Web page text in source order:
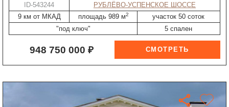
ID-543244
РУБЛЁВО-УСПЕНСКОЕ ШОССЕ
9 км от МКАД
площадь 989 м2
участок 50 соток
"под ключ"
5 спален
948 750 000 ₽